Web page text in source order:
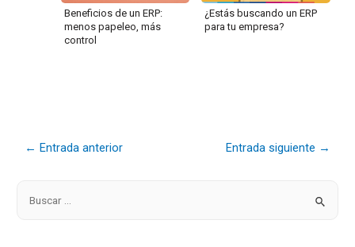
Beneficios de un ERP:
menos papeleo, más
control
¿Estás buscando un ERP
para tu empresa?
← Entrada anterior Entrada siguiente →